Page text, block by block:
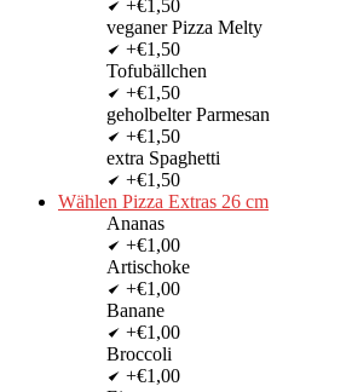
+€1,50
veganer Pizza Melty
+€1,50
Tofubällchen
+€1,50
geholbelter Parmesan
+€1,50
extra Spaghetti
+€1,50
Wählen Pizza Extras 26 cm
Ananas
+€1,00
Artischoke
+€1,00
Banane
+€1,00
Broccoli
+€1,00